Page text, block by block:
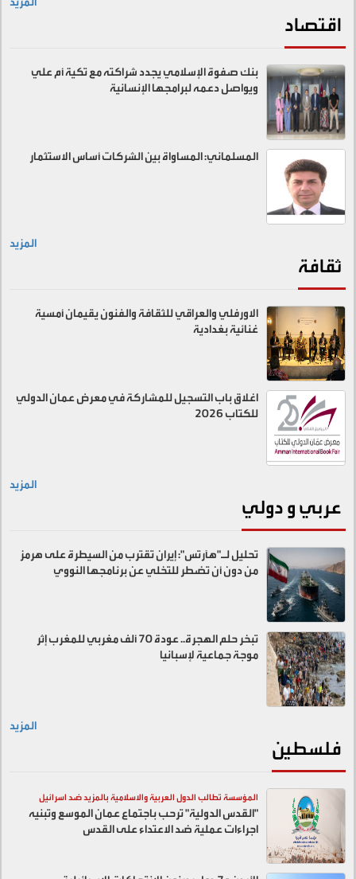
اقتصاد
بنك صفوة الإسلامي يجدد شراكته مع تكية أم علي
ويواصل دعمه لبرامجها الإنسانية
المسلماني: المساواة بين الشركات أساس الاستثمار
المزيد
ثقافة
الاورفلي والعراقي للثقافة والفنون يقيمان أمسية
غنائية بغدادية
اغلاق باب التسجيل للمشاركة في معرض عمان الدولي
للكتاب 2026
المزيد
عربي و دولي
تحليل لـ"هآرتس": إيران تقترب من السيطرة على هرمز
من دون أن تضطر للتخلي عن برنامجها النووي
تبخر حلم الهجرة.. عودة 70 ألف مغربي للمغرب إثر
موجة جماعية لإسبانيا
المزيد
فلسطين
المؤسسة تطالب الدول العربية والاسلامية بالمزيد ضد اسرائيل
"القدس الدولية" ترحب باجتماع عمان الموسع وتبنيه
اجراءات عملية ضد الاعتداء على القدس